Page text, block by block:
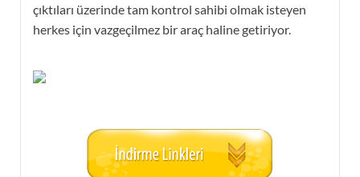
çıktıları üzerinde tam kontrol sahibi olmak isteyen
herkes için vazgeçilmez bir araç haline getiriyor.